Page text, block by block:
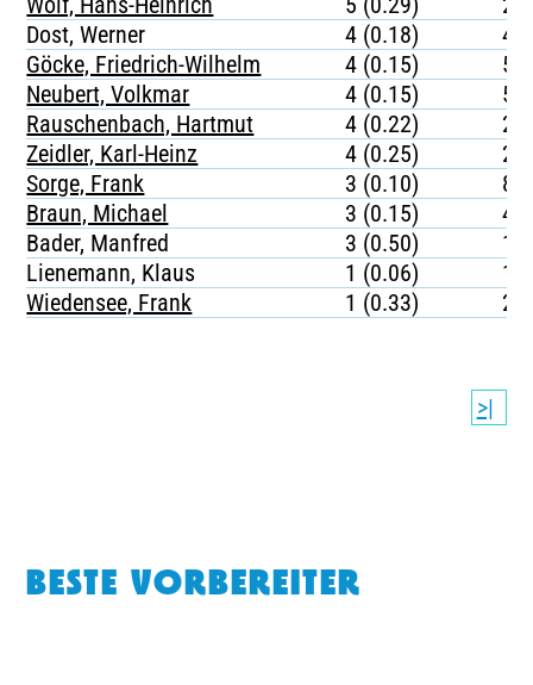
Dost, Werner
4 (0.18)
Göcke, Friedrich-Wilhelm
4 (0.15)
Neubert, Volkmar
4 (0.15)
Rauschenbach, Hartmut
4 (0.22)
Zeidler, Karl-Heinz
4 (0.25)
Sorge, Frank
3 (0.10)
Braun, Michael
3 (0.15)
Bader, Manfred
3 (0.50)
Lienemann, Klaus
1 (0.06)
Wiedensee, Frank
1 (0.33)
>|
BESTE VORBEREITER